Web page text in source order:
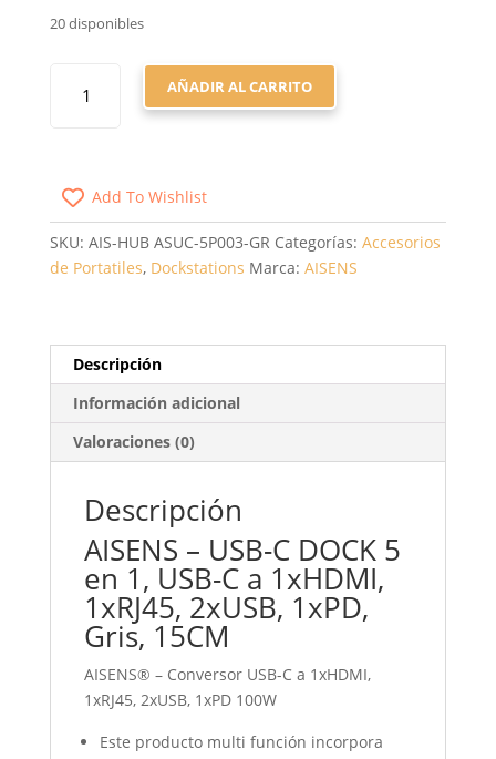
20 disponibles
ASUC-
5P003-
GR/
1XHDMI/
1XUSB
TIPO-
GRIS
AÑADIR AL CARRITO
Add To Wishlist
SKU: AIS-HUB ASUC-5P003-GR Categorías: Accesorios
de Portatiles, Dockstations Marca: AISENS
Descripción
Información adicional
Valoraciones (0)
Descripción
AISENS – USB-C DOCK 5
en 1, USB-C a 1xHDMI,
1xRJ45, 2xUSB, 1xPD,
Gris, 15CM
AISENS® – Conversor USB-C a 1xHDMI,
1xRJ45, 2xUSB, 1xPD 100W
Este producto multi función incorpora